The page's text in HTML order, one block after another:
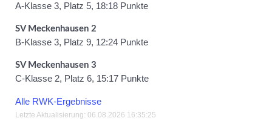
A-Klasse 3, Platz 5, 18:18 Punkte
SV Meckenhausen 2
B-Klasse 3, Platz 9, 12:24 Punkte
SV Meckenhausen 3
C-Klasse 2, Platz 6, 15:17 Punkte
Alle RWK-Ergebnisse
Letzte Aktualisierung: 06.08.2026 16:35:25